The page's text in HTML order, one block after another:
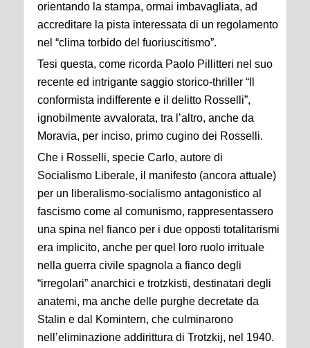
orientando la stampa, ormai imbavagliata, ad
accreditare la pista interessata di un regolamento
nel “clima torbido del fuoriuscitismo”.
Tesi questa, come ricorda Paolo Pillitteri nel suo
recente ed intrigante saggio storico-thriller “Il
conformista indifferente e il delitto Rosselli”,
ignobilmente avvalorata, tra l’altro, anche da
Moravia, per inciso, primo cugino dei Rosselli.
Che i Rosselli, specie Carlo, autore di
Socialismo Liberale, il manifesto (ancora attuale)
per un liberalismo-socialismo antagonistico al
fascismo come al comunismo, rappresentassero
una spina nel fianco per i due opposti totalitarismi
era implicito, anche per quel loro ruolo irrituale
nella guerra civile spagnola a fianco degli
“irregolari” anarchici e trotzkisti, destinatari degli
anatemi, ma anche delle purghe decretate da
Stalin e dal Komintern, che culminarono
nell’eliminazione addirittura di Trotzkij, nel 1940.